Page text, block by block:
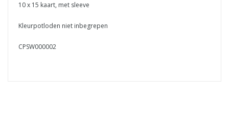
10 x 15 kaart, met sleeve
Kleurpotloden niet inbegrepen
CPSW000002